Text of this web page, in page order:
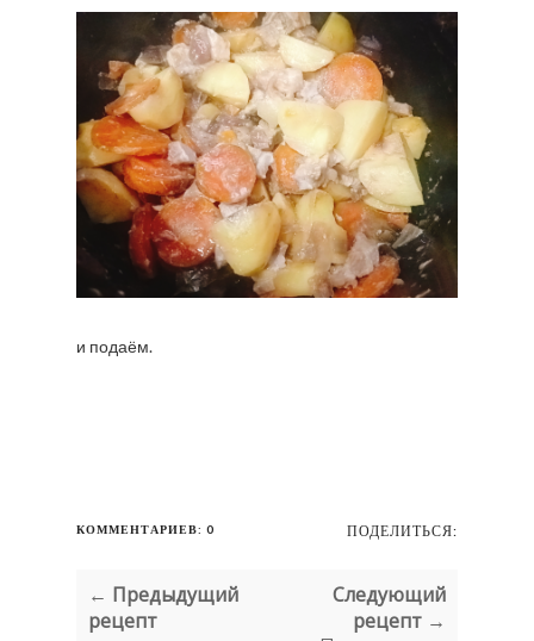
и подаём.
КОММЕНТАРИЕВ: 0 ПОДЕЛИТЬСЯ:
← Предыдущий
рецепт
Следующий
рецепт →